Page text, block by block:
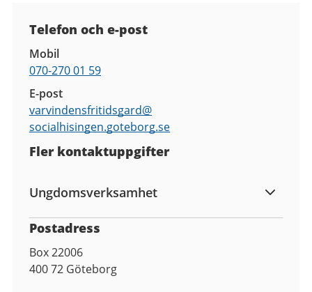
Telefon och e-post
Mobil
070-270 01 59
E-post
varvindensfritidsgard@
socialhisingen.goteborg.se
Fler kontaktuppgifter
Ungdomsverksamhet
Postadress
Box 22006
400 72 Göteborg